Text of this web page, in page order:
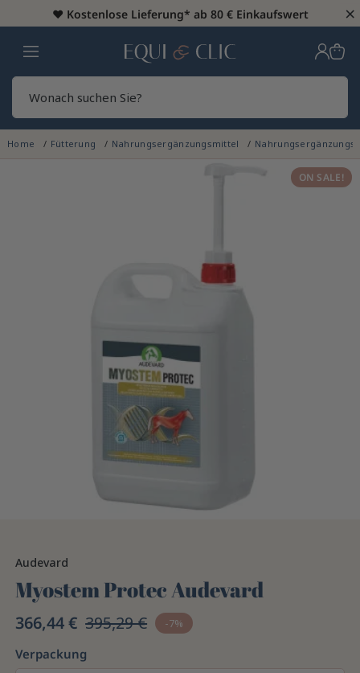
♥️ Kostenlose Lieferung* ab 80 € Einkaufswert ×
Heim
Home Fütterung Nahrungsergänzungsmittel
ON SALE!
Audevard
Myostem Protec Audevard
366,44 € 395,29 € -7%
Verpackung